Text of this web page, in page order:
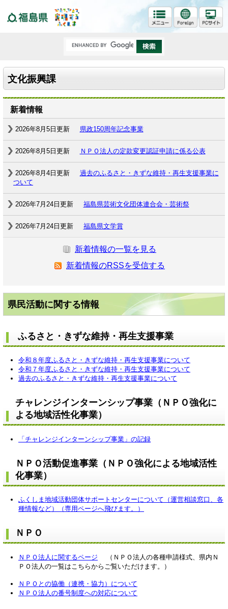
文化振興課
新着情報
2026年8月5日更新 県政150周年記念事業
2026年8月5日更新 ＮＰＯ法人の定款変更認証申請に係る公表
2026年8月4日更新
過去のふるさと・きずな維持・再生支援事業に
ついて
2026年7月24日更新 福島県芸術文化団体連合会・芸術祭
2026年7月24日更新 福島県文学賞
新着情報の一覧を見る
新着情報のRSSを受信する
県民活動に関する情報
ふるさと・きずな維持・再生支援事業
令和８年度ふるさと・きずな維持・再生支援事業について
令和７年度ふるさと・きずな維持・再生支援事業について
過去のふるさと・きずな維持・再生支援事業について
チャレンジインターンシップ事業（ＮＰＯ強化に
よる地域活性化事業）
「チャレンジインターンシップ事業」の記録
ＮＰＯ活動促進事業（ＮＰＯ強化による地域活性
化事業）
ふくしま地域活動団体サポートセンターについて（運営相談窓口、各
種情報など）（専用ページへ飛びます。）
ＮＰＯ
ＮＰＯ法人に関するページ （ＮＰＯ法人の各種申請様式、県内Ｎ
ＰＯ法人の一覧はこちらからご覧いただけます。）
ＮＰＯとの協働（連携・協力）について
ＮＰＯ法人の番号制度への対応について